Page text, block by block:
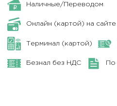
Наличные/Переводом
Онлайн (картой) на сайте
Терминал (картой)
Безнал без НДС По